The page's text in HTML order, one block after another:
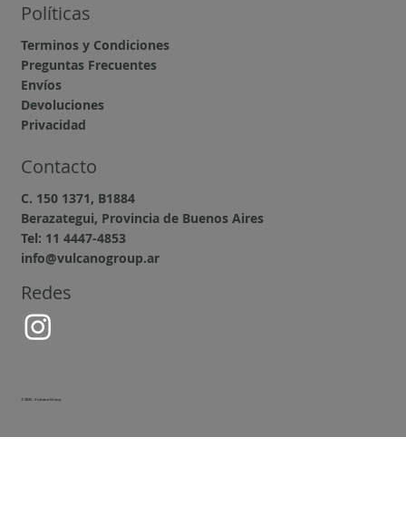
Políticas
Terminos y Condiciones
Preguntas Frecuentes
Envíos
Devoluciones
Privacidad
Contacto
C. 150 1371, B1884
Berazategui, Provincia de Buenos Aires
Tel: 11 4447-4853
info@vulcanogroup.ar
Redes
© 2025 - Vulcano Group